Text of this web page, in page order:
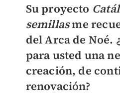
Su proyecto
semillasme
del Arca de Noé.
para usted una
creación, de
renovación?